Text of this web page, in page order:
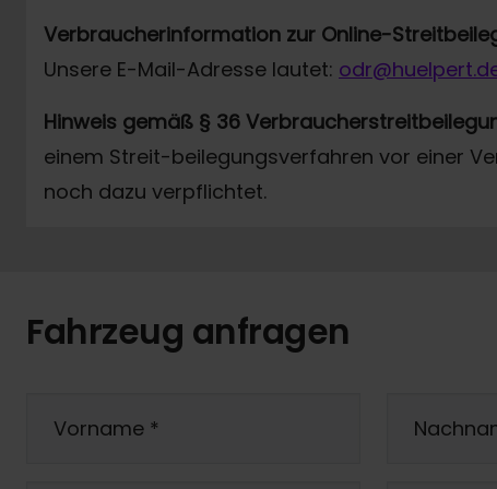
Verbraucherinformation zur Online-
Unsere E-Mail-Adresse lautet:
Hinweis gemäß § 36
einem Streit-beilegungsverfahren vor einer
noch dazu verpflichtet.
Fahrzeug anfragen
Vorname *